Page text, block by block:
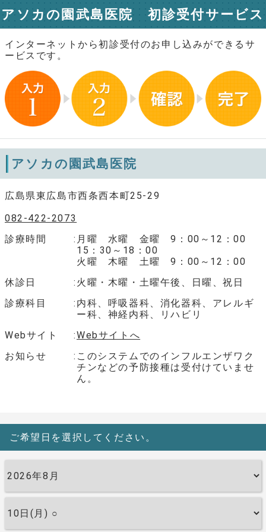
アソカの園武島医院 初診受付サービス
インターネットから初診受付のお申し込みができるサ
ービスです。
アソカの園武島医院
広島県東広島市西条西本町25-29
082-422-2073
診療時間
月曜 水曜 金曜 9：00～12：00
15：30～18：00
火曜 木曜 土曜 9：00～12：00
休診日
火曜・木曜・土曜午後、日曜、祝日
診療科目
内科、呼吸器科、消化器科、アレルギ
ー科、神経内科、リハビリ
Webサイト
Webサイトへ
お知らせ
このシステムでのインフルエンザワク
チンなどの予防接種は受付けていませ
ん。
ご希望日を選択してください。